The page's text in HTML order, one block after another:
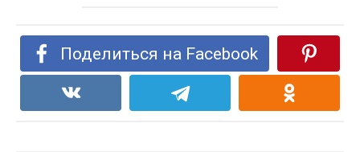
Поделиться на Facebook